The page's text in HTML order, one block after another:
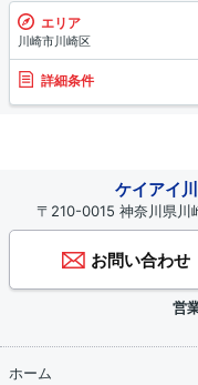
エリア
川崎市川崎区
詳細条件
ケイアイ
〒210-0015 神奈川県
お問い合わせ
営
ホーム